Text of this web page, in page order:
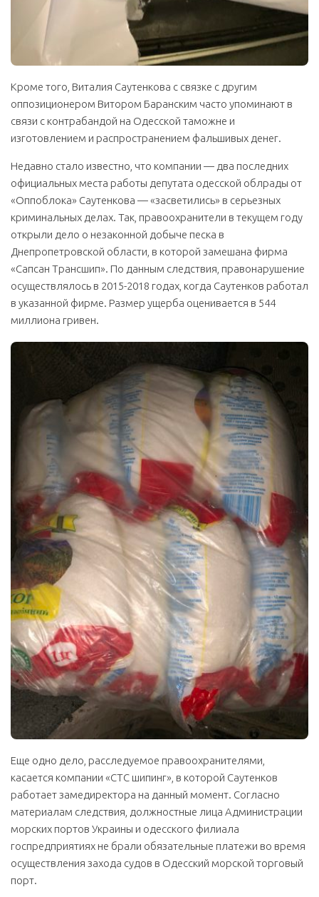
Кроме того, Виталия Саутенкова с связке с другим
оппозиционером Витором Баранским часто упоминают в
связи с контрабандой на Одесской таможне и
изготовлением и распространением фальшивых денег.
Недавно стало известно, что компании — два последних
официальных места работы депутата одесской облрады от
«Оппоблока» Саутенкова — «засветились» в серьезных
криминальных делах. Так, правоохранители в текущем году
открыли дело о незаконной добыче песка в
Днепропетровской области, в которой замешана фирма
«Сапсан Трансшип». По данным следствия, правонарушение
осуществлялось в 2015-2018 годах, когда Саутенков работал
в указанной фирме. Размер ущерба оценивается в 544
миллиона гривен.
Еще одно дело, расследуемое правоохранителями,
касается компании «СТС шипинг», в которой Саутенков
работает замедиректора на данный момент. Согласно
материалам следствия, должностные лица Администрации
морских портов Украины и одесского филиала
госпредприятиях не брали обязательные платежи во время
осуществления захода судов в Одесский морской торговый
порт.